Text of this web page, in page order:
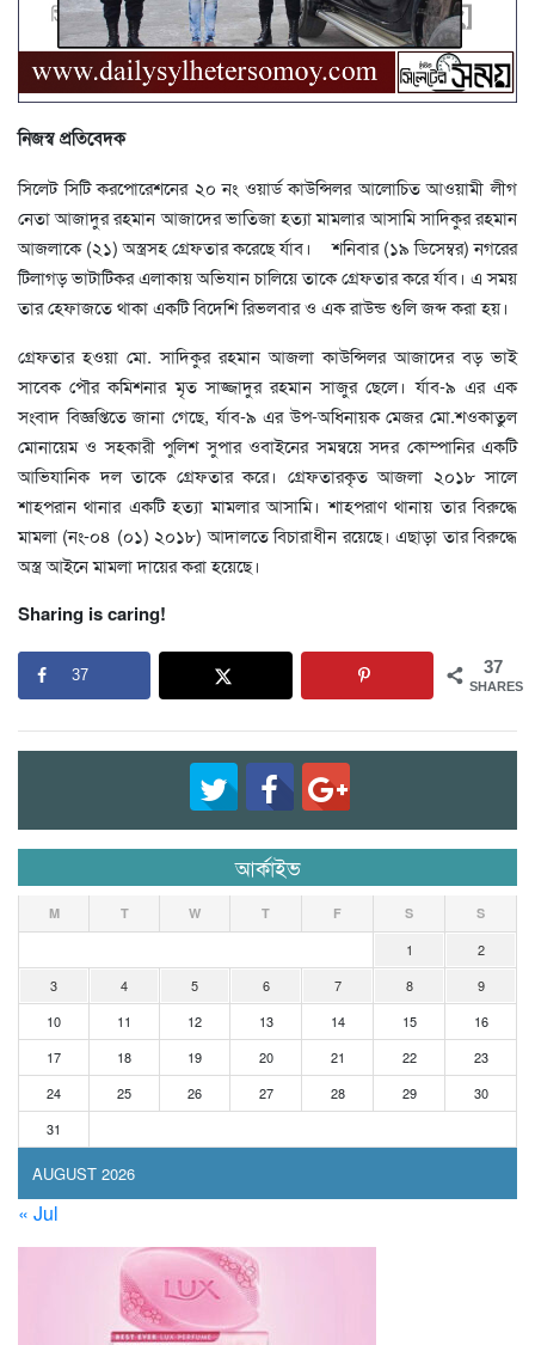
নিজস্ব প্রতিবেদক
সিলেট সিটি করপোরেশনের ২০ নং ওয়ার্ড কাউন্সিলর আলোচিত আওয়ামী লীগ
নেতা আজাদুর রহমান আজাদের ভাতিজা হত্যা মামলার আসামি সাদিকুর রহমান
আজলাকে (২১) অস্ত্রসহ গ্রেফতার করেছে র্যাব। শনিবার (১৯ ডিসেম্বর) নগরের
টিলাগড় ভাটাটিকর এলাকায় অভিযান চালিয়ে তাকে গ্রেফতার করে র্যাব। এ সময়
তার হেফাজতে থাকা একটি বিদেশি রিভলবার ও এক রাউন্ড গুলি জব্দ করা হয়।
গ্রেফতার হওয়া মো. সাদিকুর রহমান আজলা কাউন্সিলর আজাদের বড় ভাই
সাবেক পৌর কমিশনার মৃত সাজ্জাদুর রহমান সাজুর ছেলে। র্যাব-৯ এর এক
সংবাদ বিজ্ঞপ্তিতে জানা গেছে, র্যাব-৯ এর উপ-অধিনায়ক মেজর মো.শওকাতুল
মোনায়েম ও সহকারী পুলিশ সুপার ওবাইনের সমন্বয়ে সদর কোম্পানির একটি
আভিযানিক দল তাকে গ্রেফতার করে। গ্রেফতারকৃত আজলা ২০১৮ সালে
শাহপরান থানার একটি হত্যা মামলার আসামি। শাহপরাণ থানায় তার বিরুদ্ধে
মামলা (নং-০৪ (০১) ২০১৮) আদালতে বিচারাধীন রয়েছে। এছাড়া তার বিরুদ্ধে
অস্ত্র আইনে মামলা দায়ের করা হয়েছে।
Sharing is caring!
37
SHARES
37
আর্কাইভ
AUGUST 2026
M T W T F S S
1
2
3
4 5 6 7 8
9
10
11 12 13 14 15
16
17
18 19 20 21 22
23
24
25 26 27 28 29
30
31
« Jul